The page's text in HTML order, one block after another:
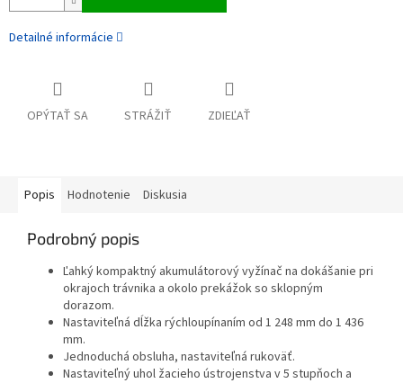
Detailné informácie
OPÝTAŤ SA STRÁŽIŤ ZDIEĽAŤ
Popis Hodnotenie Diskusia
Podrobný popis
Ľahký kompaktný akumulátorový vyžínač na dokášanie pri
okrajoch trávnika a okolo prekážok so sklopným
dorazom.
Nastaviteľná dĺžka rýchloupínaním od 1 248 mm do 1 436
mm.
Jednoduchá obsluha, nastaviteľná rukoväť.
Nastaviteľný uhol žacieho ústrojenstva v 5 stupňoch a